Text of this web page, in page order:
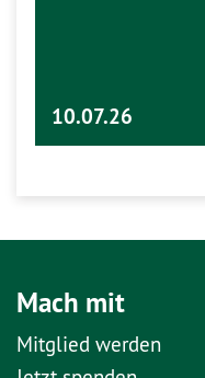
10.07.26
Mach mit
Mitglied werden